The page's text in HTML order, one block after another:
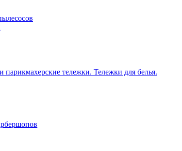
тележки. Тележки для белья.